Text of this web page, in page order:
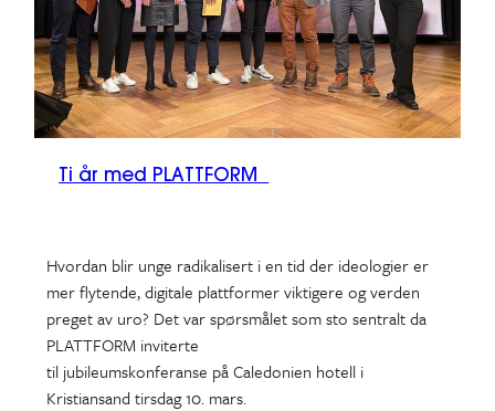
Ti år med PLATTFORM
Hvordan blir unge radikalisert i en tid der ideologier er
mer flytende, digitale plattformer viktigere og verden
preget av uro? Det var spørsmålet som sto sentralt da
PLATTFORM inviterte
til jubileumskonferanse på Caledonien hotell i
Kristiansand tirsdag 10. mars.